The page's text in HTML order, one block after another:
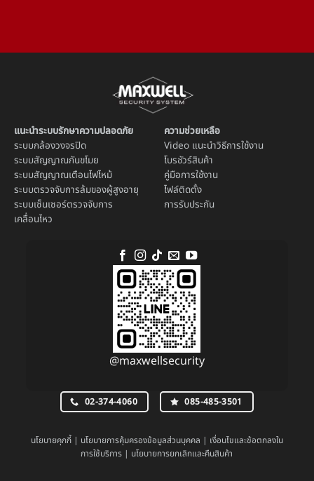
แนะนำระบบรักษาความปลอดภัย
ระบบกล้องวงจรปิด
ระบบสัญญาณกันขโมย
ระบบสัญญาณเตือนไฟไหม้
ระบบตรวจจับการล้มของผู้สูงอายุ
ระบบเซ็นเซอร์ตรวจจับการ
เคลื่อนไหว
ความช่วยเหลือ
Video แนะนำวิธีการใช้งาน
โบรชัวร์สินค้า
คู่มือการใช้งาน
ไฟล์ติดตั้ง
การรับประกัน
@maxwellsecurity
02-374-4060 085-485-3501
นโยบายคุกกี้| นโยบายการคุ้มครองข้อมูลส่วนบุคคล | เงื่อนไขและข้อตกลงใน
การใช้บริการ | นโยบายการยกเลิกและคืนสินค้า